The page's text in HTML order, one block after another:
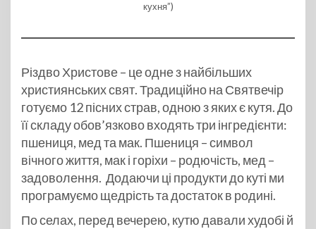
кухня”)
Різдво Христове – це одне з найбільших
християнських свят. Традиційно на Святвечір
готуємо 12 пісних страв, одною з яких є кутя. До
її складу обов’язково входять три інгредієнти:
пшениця, мед та мак. Пшениця – символ
вічного життя, мак і горіхи – родючість, мед –
задоволення. Додаючи ці продукти до куті ми
програмуємо щедрість та достаток в родині.
По селах, перед вечерею, кутю давали худобі й